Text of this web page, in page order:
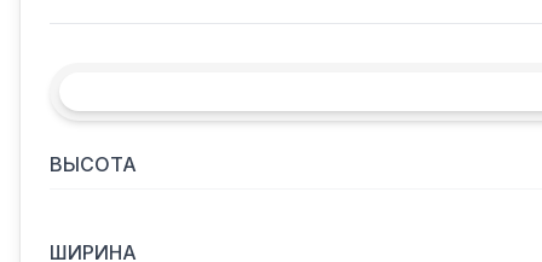
ВЫСОТА
ШИРИНА